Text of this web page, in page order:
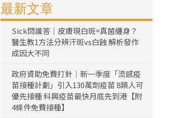
最新文章
Sick問識答｜皮膚現白斑=真菌纏身？
醫生教1方法分辨汗斑vs白蝕 解析發作
成因大不同
政府資助免費打針｜新一季度「流感疫
苗接種計劃」引入130萬劑疫苗 8類人可
優先接種 科興疫苗最快月底先到港【附
4條件免費接種】